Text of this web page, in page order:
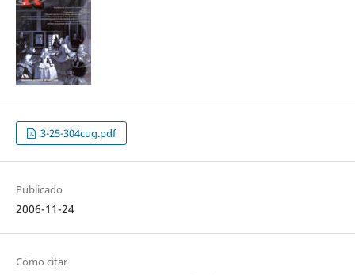
3-25-304cug.pdf
Publicado
2006-11-24
Cómo citar